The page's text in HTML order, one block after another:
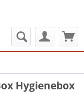
Hygienebox